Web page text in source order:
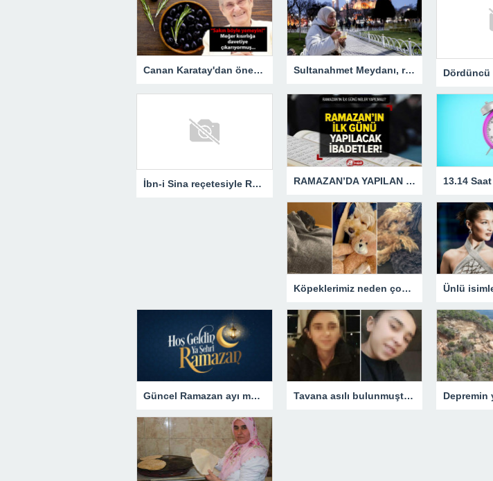
Canan Karatay'dan önemli uyarı: "Zeytini sakın böyle yemeyin!" Meğer kısırlığa davetiye çıkarıyormuş… Sultanahmet Meydanı, ramazanın ilk iftarı için gelenlerle doldu
İbn-i Sina reçetesiyle Ramazan şerbeti tarifi… RAMAZAN’DA YAPILAN İBADETLER 2023 | Ramazan ayının ilk günü hangi ibadetler yapılmalı? Kılınacak namazlar, okunacak sureler…
Köpeklerimiz neden çok uyuyor?
Güncel Ramazan ayı mesajları, sözleri 2023! Resimli, ayetli, dualı hoş geldin Ya Şehr-i Ramazan, Hayırlı Ramazanlar mesajları! Tavana asılı bulunmuştu… Kızı her şeyi itiraf etti: Erkek arkadaşıyla plan yapıp öldürmüş! Dikkat çeken tecavüz detayı